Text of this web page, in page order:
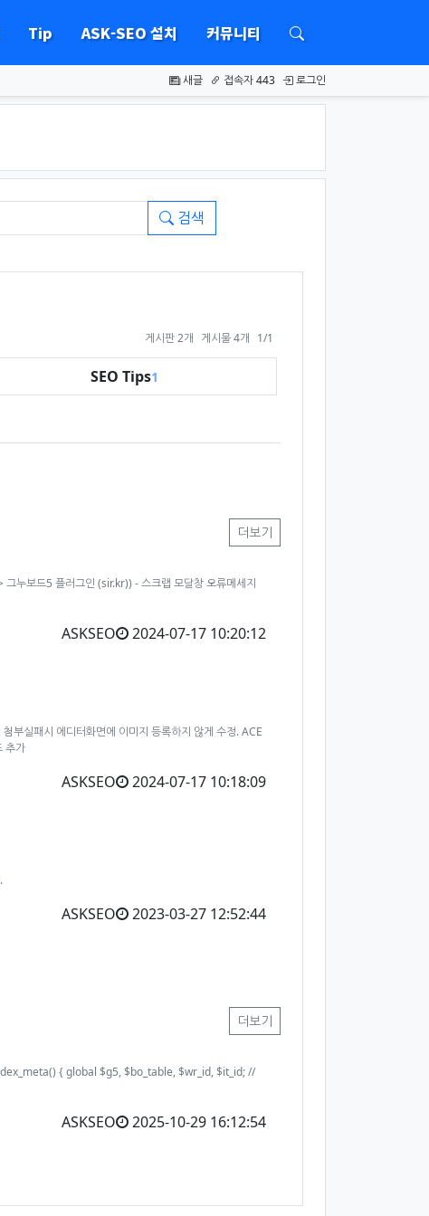
Tip ASK-SEO 설치 커뮤니티
새글 접속자 443 로그인
검색
게시판 2개 게시물 4개 1/1
페이지 열람 중
SEO Tips1
더보기
누보드5 플러그인 (sir.kr)) - 스크랩 모달창 오류메세지
ASKSEO 2024-07-17 10:20:12
부실패시 에디터화면에 이미지 등록하지 않게 수정. ACE
추가
ASKSEO 2024-07-17 10:18:09
ASKSEO 2023-03-27 12:52:44
더보기
{ global $g5, $bo_table, $wr_id, $it_id; //
ASKSEO 2025-10-29 16:12:54